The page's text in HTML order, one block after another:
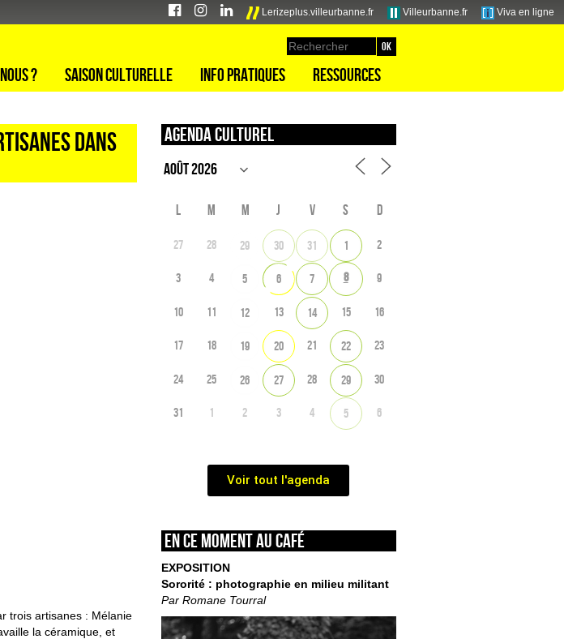
Lerizeplus.villeurbanne.fr Villeurbanne.fr Viva en ligne
? Saison culturelle Info pratiques Ressources
dans
trois artisanes : Mélanie
la céramique, et
Agenda culturel
L M M J V S D
27 28 29 30 31 1 2
3 4 5 6 7 8 9
10 11 12 13 14 15 16
17 18 19 20 21 22 23
24 25 26 27 28 29 30
31 1 2 3 4 5 6
Voir tout l'agenda
En ce moment au café
EXPOSITION
Sororité : photographie en milieu militant
Par Romane Tourral